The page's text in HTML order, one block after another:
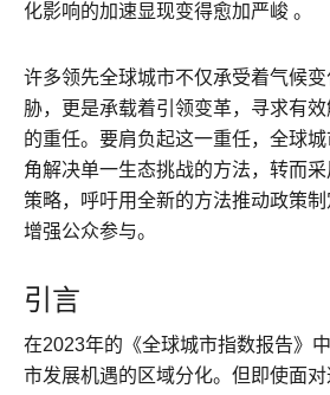
化影响的加速显现变得愈加严峻 。
许多领先全球城市不仅承受着气候
胁，更是承载着引领变革，寻求有
的重任。要肩负起这一重任，全球
角解决单一生态挑战的方法，转而采
策略，呼吁用全新的方法推动政策制
增强公众参与。
引言
在2023年的《全球城市指数报告》
市发展机遇的区域分化。但即使面